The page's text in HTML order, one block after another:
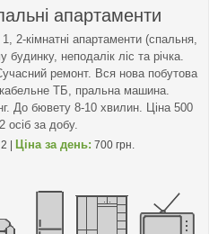
апартаменти
2-кімнатні апартаменти (спальня,
неподалік ліс та річка.
ремонт. Вся нова побутова
ТБ, пральна машина.
До бювету 8-10 хвилин. Ціна 500
осіб за добу.
2 | Ціна за день: 700 грн.